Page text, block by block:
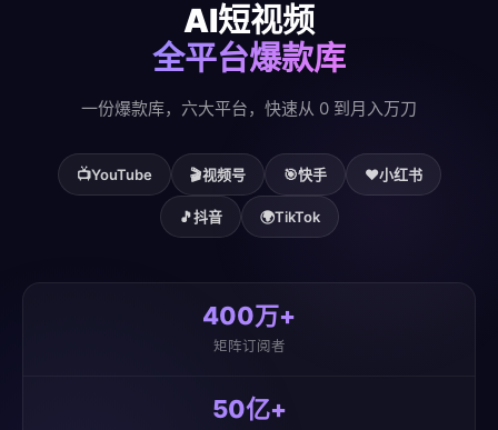
AI短视频
全平台爆款库
一份爆款库，六大平台，快速从 0 到月入万刀
📺YouTube 🎬视频号 🎯快手 ❤️小红书
🎵抖音 🌍TikTok
400万+
矩阵订阅者
50亿+